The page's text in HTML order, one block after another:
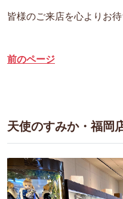
皆様のご来店を心よりお待
前のページ
天使のすみか・福岡